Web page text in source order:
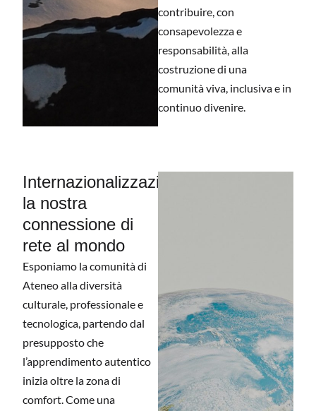
contribuire, con
consapevolezza e
responsabilità, alla
costruzione di una
comunità viva, inclusiva e in
continuo divenire.
Internazionalizzazione,
la nostra
connessione di
rete al mondo
Esponiamo la comunità di
Ateneo alla diversità
culturale, professionale e
tecnologica, partendo dal
presupposto che
l’apprendimento autentico
inizia oltre la zona di
comfort. Come una